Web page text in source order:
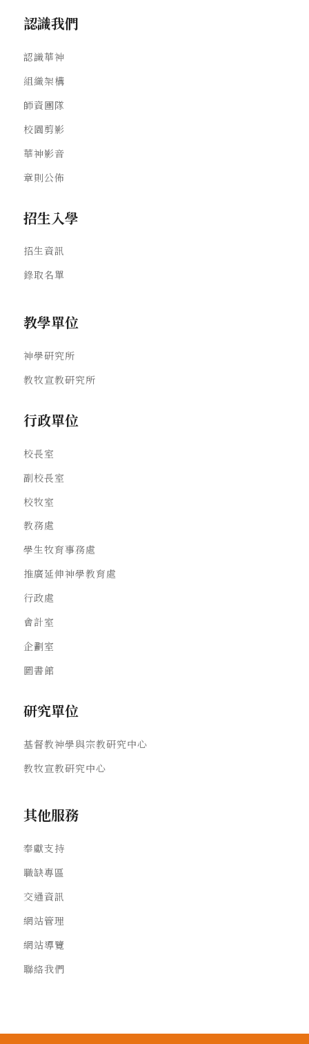
認識我們
認識華神
組織架構
師資團隊
校園剪影
華神影音
章則公佈
招生入學
招生資訊
錄取名單
教學單位
神學研究所
教牧宣教研究所
行政單位
校長室
副校長室
校牧室
教務處
學生牧育事務處
推廣延伸神學教育處
行政處
會計室
企劃室
圖書館
研究單位
基督教神學與宗教研究中心
教牧宣教研究中心
其他服務
奉獻支持
職缺專區
交通資訊
網站管理
網站導覽
聯絡我們